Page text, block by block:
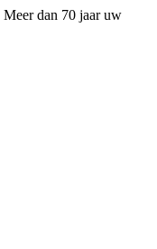
Meer dan 70 jaar uw